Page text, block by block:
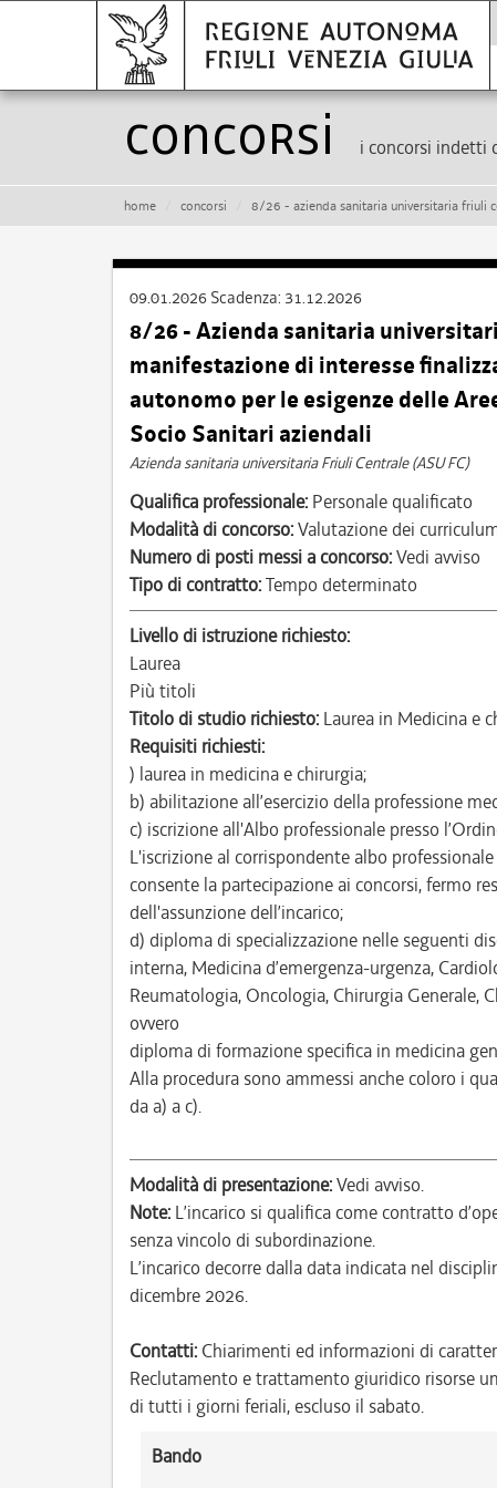
Concorsi i concorsi indetti
home concorsi 8/26 - azienda sanitaria universitaria friuli centrale (asu fc) – avviso di
09.01.2026 Scadenza: 31.12.2026
8/26 - Azienda sanitaria
manifestazione di interesse
autonomo per le esigenze delle
Socio Sanitari aziendali
Azienda sanitaria universitaria Friuli Centrale (ASU FC)
Qualifica professionale: Personale qualificato
Modalità di concorso:Valutazione dei
Numero di posti messi a concorso:Vedi avviso
Tipo di contratto:Tempo determinato
Livello di istruzione richiesto:
Laurea
Più titoli
Titolo di studio richiesto: Laurea in Medicina e
Requisiti richiesti:
) laurea in medicina e chirurgia;
b) abilitazione all’esercizio della professione
c) iscrizione all'Albo professionale presso
L'iscrizione al corrispondente albo
consente la partecipazione ai concorsi, fermo
dell'assunzione dell’incarico;
d) diploma di specializzazione nelle seguenti
interna, Medicina d’emergenza-urgenza,
Reumatologia, Oncologia, Chirurgia Generale,
ovvero
diploma di formazione specifica in medicina
Alla procedura sono ammessi anche coloro i
da a) a c).
Modalità di presentazione:Vedi avviso.
Note: L’incarico si qualifica come contratto
senza vincolo di subordinazione.
L’incarico decorre dalla data indicata nel
dicembre 2026.
Contatti: Chiarimenti ed informazioni di
Reclutamento e trattamento giuridico risorse
di tutti i giorni feriali, escluso il sabato.
Bando